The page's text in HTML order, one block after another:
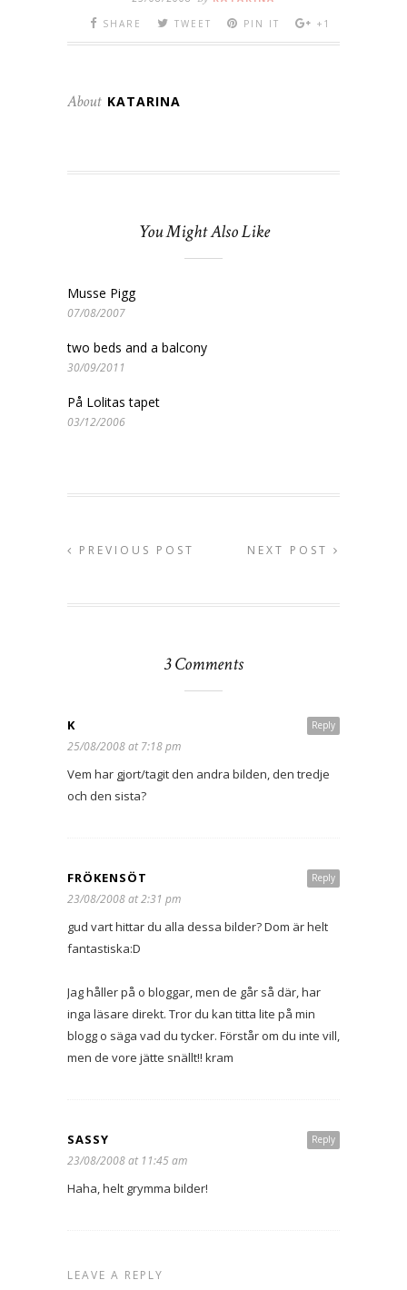
SHARE
TWEET PIN IT +1
About KATARINA
You Might Also Like
Musse Pigg
07/08/2007
two beds and a balcony
30/09/2011
På Lolitas tapet
03/12/2006
PREVIOUS POST NEXT POST
3 Comments
Reply
K
25/08/2008 at 7:18 pm
Vem har gjort/tagit den andra bilden, den tredje
och den sista?
Reply
FRÖKENSÖT
23/08/2008 at 2:31 pm
gud vart hittar du alla dessa bilder? Dom är helt
fantastiska:D
Jag håller på o bloggar, men de går så där, har
inga läsare direkt. Tror du kan titta lite på min
blogg o säga vad du tycker. Förstår om du inte vill,
men de vore jätte snällt!! kram
Reply
SASSY
23/08/2008 at 11:45 am
Haha, helt grymma bilder!
LEAVE A REPLY